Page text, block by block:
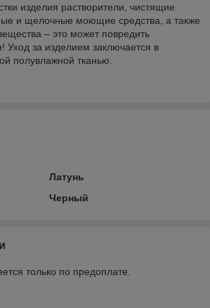
изделия растворители, чистящие
и щелочные моющие средства, а также
– это может повредить
Уход за изделием заключается в
полувлажной тканью.
Латунь
Черный
только по предоплате.